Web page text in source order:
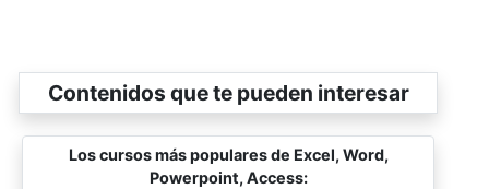
Contenidos que te pueden interesar
Los cursos más populares de Excel, Word,
Powerpoint, Access: